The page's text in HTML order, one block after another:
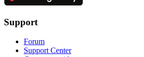
Support
Forum
Support Center